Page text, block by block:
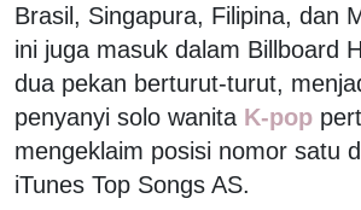
Brasil, Singapura, Filipina, dan
ini juga masuk dalam Billboard
dua pekan berturut-turut,
penyanyi solo wanita K-pop
mengeklaim posisi nomor satu
iTunes Top Songs AS.